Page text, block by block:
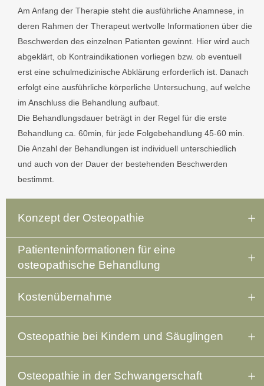
Am Anfang der Therapie steht die ausführliche Anamnese, in
deren Rahmen der Therapeut wertvolle Informationen über die
Beschwerden des einzelnen Patienten gewinnt. Hier wird auch
abgeklärt, ob Kontraindikationen vorliegen bzw. ob eventuell
erst eine schulmedizinische Abklärung erforderlich ist. Danach
erfolgt eine ausführliche körperliche Untersuchung, auf welche
im Anschluss die Behandlung aufbaut.
Die Behandlungsdauer beträgt in der Regel für die erste
Behandlung ca. 60min, für jede Folgebehandlung 45-60 min.
Die Anzahl der Behandlungen ist individuell unterschiedlich
und auch von der Dauer der bestehenden Beschwerden
bestimmt.
Konzept der Osteopathie
Patienteninformationen für eine
osteopathische Behandlung
Kostenübernahme
Osteopathie bei Kindern und Säuglingen
Osteopathie in der Schwangerschaft